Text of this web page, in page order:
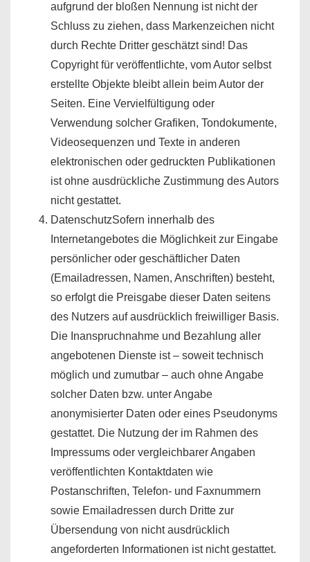
aufgrund der bloßen Nennung ist nicht der
Schluss zu ziehen, dass Markenzeichen nicht
durch Rechte Dritter geschätzt sind! Das
Copyright für veröffentlichte, vom Autor selbst
erstellte Objekte bleibt allein beim Autor der
Seiten. Eine Vervielfültigung oder
Verwendung solcher Grafiken, Tondokumente,
Videosequenzen und Texte in anderen
elektronischen oder gedruckten Publikationen
ist ohne ausdrückliche Zustimmung des Autors
nicht gestattet.
DatenschutzSofern innerhalb des
Internetangebotes die Möglichkeit zur Eingabe
persönlicher oder geschäftlicher Daten
(Emailadressen, Namen, Anschriften) besteht,
so erfolgt die Preisgabe dieser Daten seitens
des Nutzers auf ausdrücklich freiwilliger Basis.
Die Inanspruchnahme und Bezahlung aller
angebotenen Dienste ist – soweit technisch
möglich und zumutbar – auch ohne Angabe
solcher Daten bzw. unter Angabe
anonymisierter Daten oder eines Pseudonyms
gestattet. Die Nutzung der im Rahmen des
Impressums oder vergleichbarer Angaben
veröffentlichten Kontaktdaten wie
Postanschriften, Telefon- und Faxnummern
sowie Emailadressen durch Dritte zur
Übersendung von nicht ausdrücklich
angeforderten Informationen ist nicht gestattet.